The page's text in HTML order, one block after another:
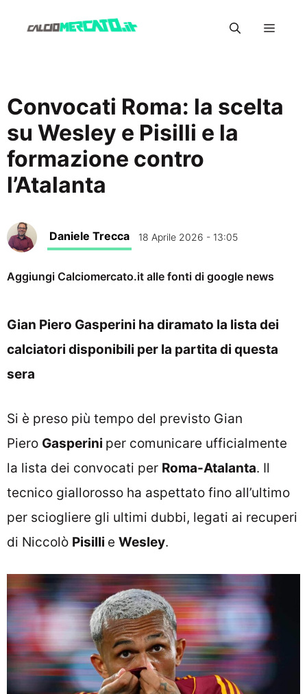
Menu
Convocati Roma: la scelta
su Wesley e Pisilli e la
formazione contro
l’Atalanta
Daniele Trecca 18 Aprile 2026 - 13:05
Aggiungi Calciomercato.it alle fonti di google news
Gian Piero Gasperini ha diramato la lista dei
calciatori disponibili per la partita di questa
sera
Si è preso più tempo del previsto Gian
Piero Gasperini per comunicare ufficialmente
la lista dei convocati per Roma-Atalanta. Il
tecnico giallorosso ha aspettato fino all’ultimo
per sciogliere gli ultimi dubbi, legati ai recuperi
di Niccolò Pisilli e Wesley.